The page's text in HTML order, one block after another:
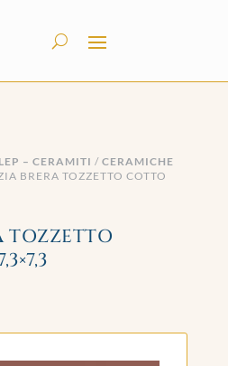
– CERAMITI / CERAMICHE
BRERA TOZZETTO COTTO
TOZZETTO